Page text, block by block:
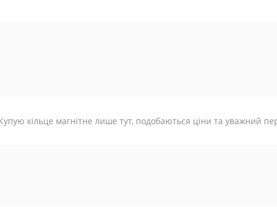
кільце магнітне лише тут, подобаються ціни та уважний